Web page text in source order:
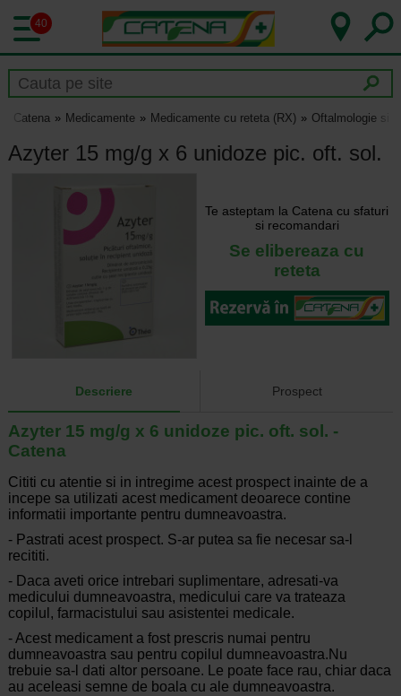
40
Catena Medicamente Medicamente cu reteta (RX) Oftalmologie si
Azyter 15 mg/g x 6 unidoze pic. oft. sol.
Te asteptam la Catena cu sfaturi
si recomandari
Se elibereaza cu
reteta
Descriere Prospect
Azyter 15 mg/g x 6 unidoze pic. oft. sol. -
Catena
Cititi cu atentie si in intregime acest prospect inainte de a
incepe sa utilizati acest medicament deoarece contine
informatii importante pentru dumneavoastra.
- Pastrati acest prospect. S-ar putea sa fie necesar sa-l
recititi.
- Daca aveti orice intrebari suplimentare, adresati-va
medicului dumneavoastra, medicului care va trateaza
copilul, farmacistului sau asistentei medicale.
- Acest medicament a fost prescris numai pentru
dumneavoastra sau pentru copilul dumneavoastra.Nu
trebuie sa-l dati altor persoane. Le poate face rau, chiar daca
au aceleasi semne de boala cu ale dumneavoastra.